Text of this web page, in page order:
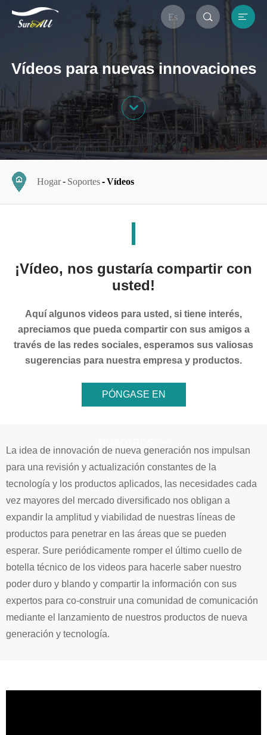
Es  
Vídeos para nuevas innovaciones

Hogar Soportes Vídeos
¡Vídeo, nos gustaría compartir con
usted!
Aquí algunos videos para usted, si tiene interés,
apreciamos que pueda compartir con sus amigos a
través de las redes sociales, esperamos sus valiosas
sugerencias para nuestra empresa y productos.
PÓNGASE EN
La idea de innovación de nueva generación nos impulsan
para una revisión y actualización constantes de la
tecnología y los productos aplicados, las necesidades cada
vez mayores del mercado diversificado nos obligan a
expandir la amplitud y viabilidad de nuestras líneas de
productos para penetrar en las áreas que se pueden
esperar. Sure periódicamente romper el último cuello de
botella técnico de los videos para hacerle saber nuestro
poder duro y blando y compartir la información con sus
expertos para co-construir una comunidad de comunicación
mediante el lanzamiento de nuestros productos de nueva
generación y tecnología.